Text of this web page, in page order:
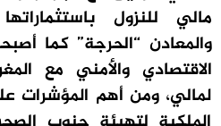
مالي للنزول
والمعادن “الحرجة” كما
الاقتصادي والأمني مع
لمالي، ومن أهم المؤشرات